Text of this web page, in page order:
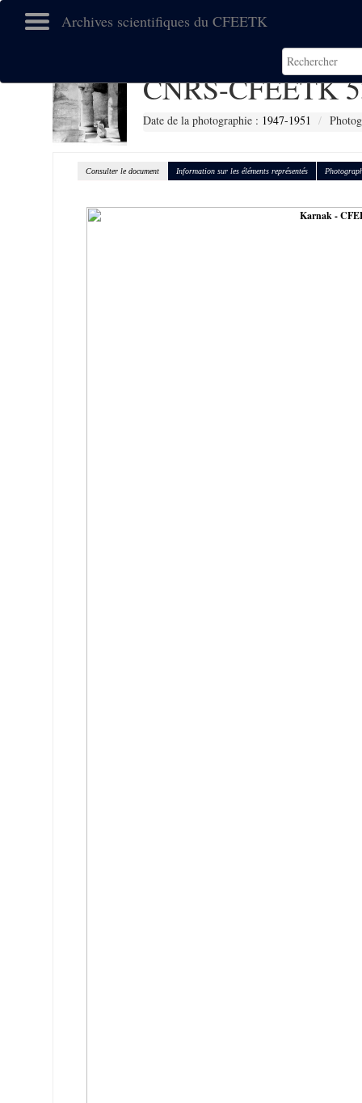
Archives scientifiques du CFEETK
CNRS-CFEETK
Date de la photographie : 1947-1951
Consulter le document Information sur les éléments représentés